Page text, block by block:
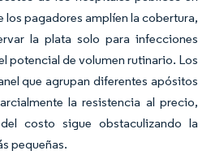
los pagadores amplíen la cobertura,
la plata solo para infecciones
potencial de volumen rutinario. Los
que agrupan diferentes apósitos
la resistencia al precio,
costo sigue obstaculizando la
pequeñas.